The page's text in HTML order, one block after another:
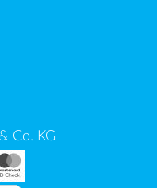
Co. KG